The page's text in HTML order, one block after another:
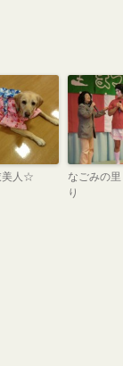
人☆
なごみの
り